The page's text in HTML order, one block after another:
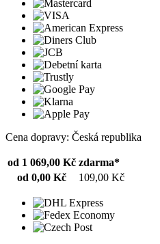
Cena dopravy: Česká republika
od 1 069,00 Kč zdarma*
od 0,00 Kč
109,00 Kč